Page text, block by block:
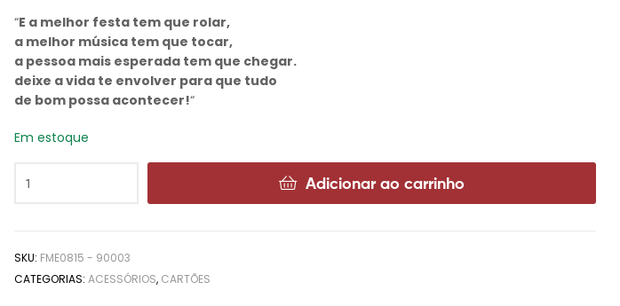
“E a melhor festa tem que rolar,
a melhor música tem que tocar,
a pessoa mais esperada tem que chegar.
deixe a vida te envolver para que tudo
de bom possa acontecer!“
Em estoque
Adicionar ao carrinho
SKU: FME0815 - 90003
CATEGORIAS:ACESSÓRIOS, CARTÕES